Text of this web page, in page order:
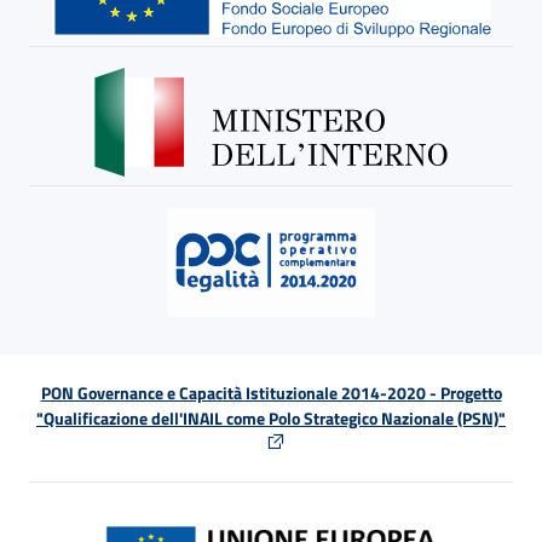
PON Governance e Capacità Istituzionale 2014-2020 - Progetto
"Qualificazione dell'INAIL come Polo Strategico Nazionale (PSN)"